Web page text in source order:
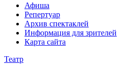
Афиша
Репертуар
Архив спектаклей
Информация для зрителей
Карта сайта
Театр